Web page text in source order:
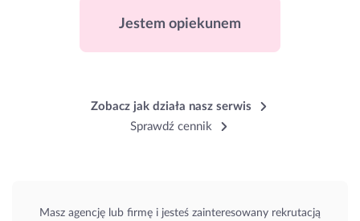
Jestem opiekunem
Zobacz jak działa nasz serwis
Sprawdź cennik
Masz agencję lub firmę i jesteś zainteresowany rekrutacją